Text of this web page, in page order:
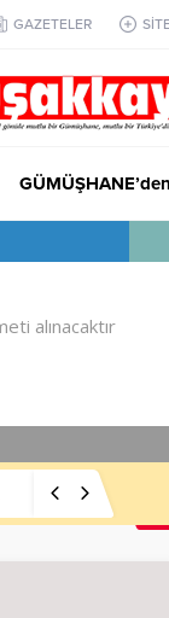
GAZETELER
GÜMÜŞHANE’den